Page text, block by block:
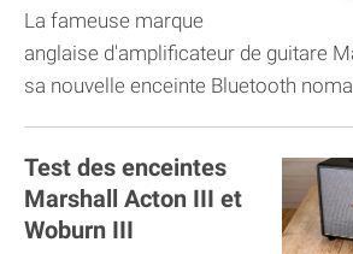
La fameuse marque
anglaise d'amplificateur de guitare
sa nouvelle enceinte Bluetooth
Test des enceintes
Marshall Acton III et
Woburn III